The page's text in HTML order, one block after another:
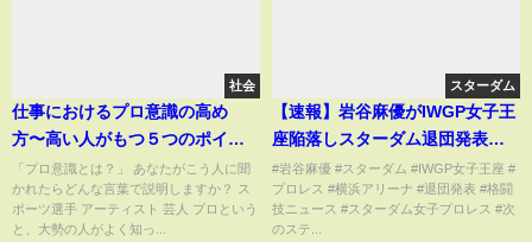
社会
仕事におけるプロ意識の高め
方〜高い人がもつ５つのポイン
トとは？〜
「プロ意識とは？」 あなたがこう人に聞
かれたらどんな言葉で説明しますか？ ス
ポーツ選手 アーティスト 芸人 プロという
と、大勢の人がよく知っ...
スターダム
【速報】岩谷麻優がIWGP女子王
座陥落しスターダム退団発表！
今後に注目www
#岩谷麻優 #スターダム #IWGP女子王座 #
プロレス #横浜アリーナ #退団発表 #格闘
技ニュース #スターダム女子プロレス #次
のステ...